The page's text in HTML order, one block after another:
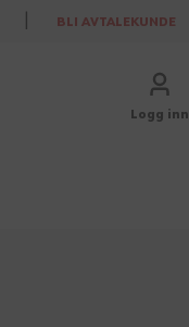
BLI AVTALEKUNDE
Logg inn